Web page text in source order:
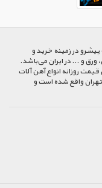
در زمینه خرید و
ورق و ... در ایران می‌باشد.
روزانه انواع آهن آلات
واقع شده است و